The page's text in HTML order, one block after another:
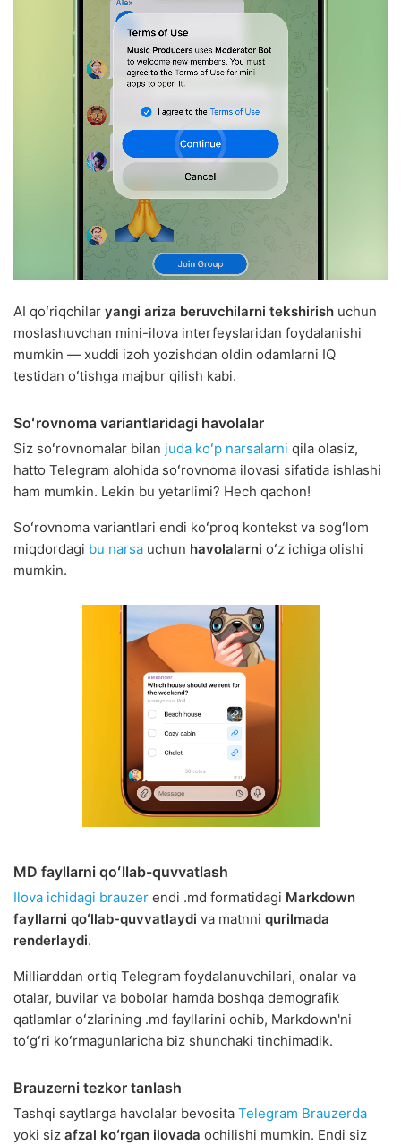
AI qoʻriqchilar yangi ariza beruvchilarni tekshirish uchun
moslashuvchan mini-ilova interfeyslaridan foydalanishi
mumkin — xuddi izoh yozishdan oldin odamlarni IQ
testidan oʻtishga majbur qilish kabi.
Soʻrovnoma variantlaridagi havolalar
Siz soʻrovnomalar bilan juda koʻp narsalarni qila olasiz,
hatto Telegram alohida soʻrovnoma ilovasi sifatida ishlashi
ham mumkin. Lekin bu yetarlimi? Hech qachon!
Soʻrovnoma variantlari endi koʻproq kontekst va sogʻlom
miqdordagi bu narsa uchun havolalarni oʻz ichiga olishi
mumkin.
MD fayllarni qoʻllab-quvvatlash
Ilova ichidagi brauzer endi .md formatidagi Markdown
fayllarni qoʻllab-quvvatlaydi va matnni qurilmada
renderlaydi.
Milliarddan ortiq Telegram foydalanuvchilari, onalar va
otalar, buvilar va bobolar hamda boshqa demografik
qatlamlar oʻzlarining .md fayllarini ochib, Markdown'ni
toʻgʻri koʻrmagunlaricha biz shunchaki tinchimadik.
Brauzerni tezkor tanlash
Tashqi saytlarga havolalar bevosita Telegram Brauzerda
yoki siz afzal koʻrgan ilovada ochilishi mumkin. Endi siz